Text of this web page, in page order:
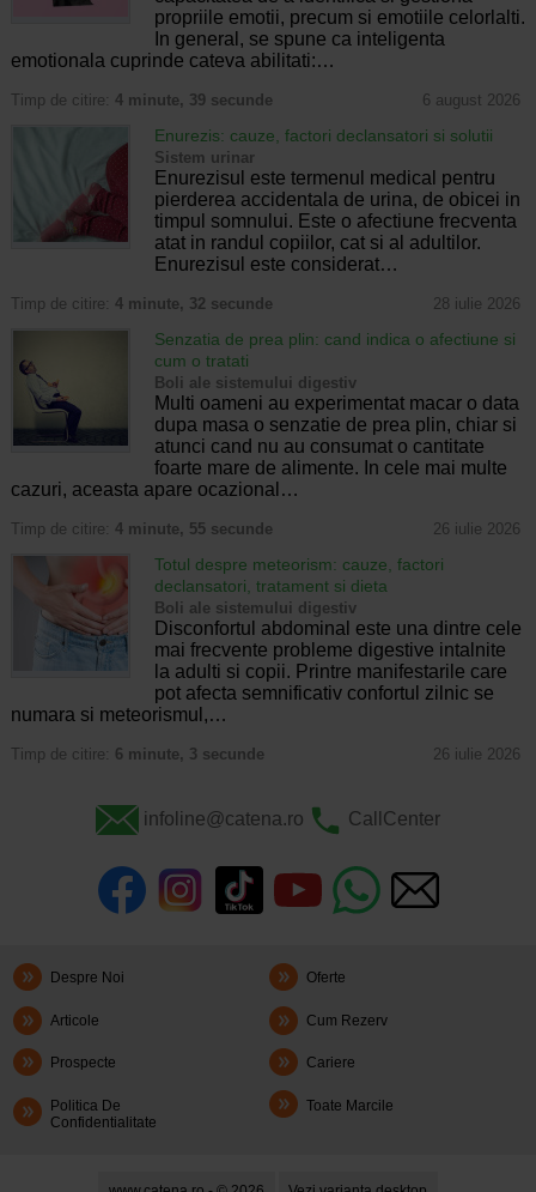
propriile emotii, precum si emotiile celorlalti.
In general, se spune ca inteligenta
emotionala cuprinde cateva abilitati:…
Timp de citire: 4 minute, 39 secunde 6 august 2026
Enurezis: cauze, factori declansatori si solutii
Sistem urinar
Enurezisul este termenul medical pentru
pierderea accidentala de urina, de obicei in
timpul somnului. Este o afectiune frecventa
atat in randul copiilor, cat si al adultilor.
Enurezisul este considerat…
Timp de citire: 4 minute, 32 secunde 28 iulie 2026
Senzatia de prea plin: cand indica o afectiune si
cum o tratati
Boli ale sistemului digestiv
Multi oameni au experimentat macar o data
dupa masa o senzatie de prea plin, chiar si
atunci cand nu au consumat o cantitate
foarte mare de alimente. In cele mai multe
cazuri, aceasta apare ocazional…
Timp de citire: 4 minute, 55 secunde 26 iulie 2026
Totul despre meteorism: cauze, factori
declansatori, tratament si dieta
Boli ale sistemului digestiv
Disconfortul abdominal este una dintre cele
mai frecvente probleme digestive intalnite
la adulti si copii. Printre manifestarile care
pot afecta semnificativ confortul zilnic se
numara si meteorismul,…
Timp de citire: 6 minute, 3 secunde 26 iulie 2026
infoline@catena.ro CallCenter
Despre Noi Oferte
Articole Cum Rezerv
Prospecte Cariere
Politica De
Confidentialitate
Toate Marcile